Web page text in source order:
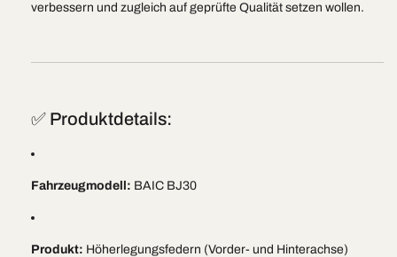
verbessern und zugleich auf geprüfte Qualität setzen wollen.
✅ Produktdetails:
Fahrzeugmodell: BAIC BJ30
Produkt: Höherlegungsfedern (Vorder- und Hinterachse)